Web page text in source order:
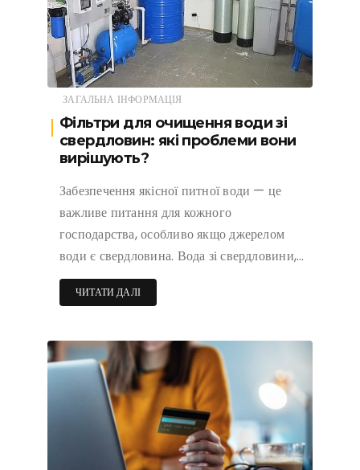
ЗАГАЛЬНА ІНФОРМАЦІЯ
Фільтри для очищення води зі
свердловин: які проблеми вони
вирішують?
Забезпечення якісної питної води — це
важливе питання для кожного
господарства, особливо якщо джерелом
води є свердловина. Вода зі свердловини,…
ЧИТАТИ ДАЛІ